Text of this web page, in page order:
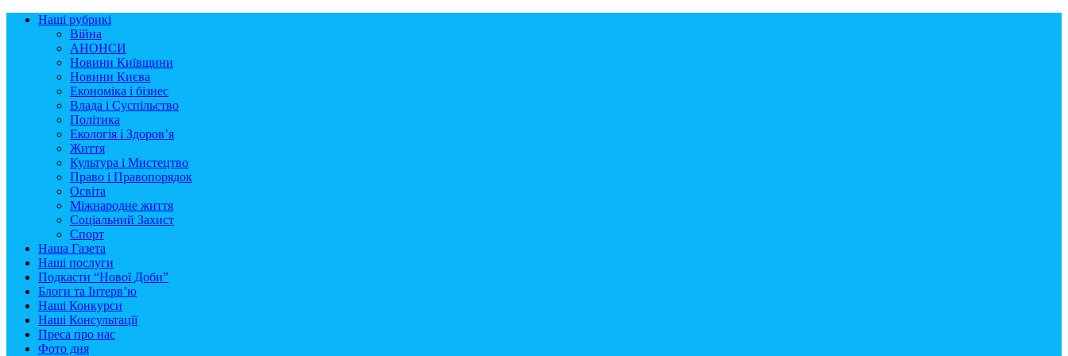
Наші рубрикі
Війна
АНОНСИ
Новини Київщини
Новини Києва
Економіка і бізнес
Влада і Суспільство
Політика
Екологія і Здоров’я
Життя
Культура і Мистецтво
Право і Правопорядок
Освіта
Міжнародне життя
Соціальний Захист
Спорт
Наша Газета
Наші послуги
Подкасти “Нової Доби”
Блоги та Інтерв’ю
Наші Конкурси
Наші Консультації
Преса про нас
Фото дня